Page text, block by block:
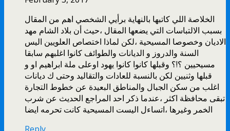
الخلاصة اللي كاتبها بالنهاية برأيي الشخصي اهم من المقال
بسبب الالتباسات التي يضعها المقال ،حيث أن بلاد الشام مهد
الاديان وخصوصا المسيحية ،لكن لماذا اختصاص العلويين اليس
السنة والدروز و الديانات والطوائف كانوا اغلبهم سابقا
مسيحيين ؟!؟ وقبلها كانوا كانوا يهود اوعلى ملة ابراهيم او و
قبلها وثنيين لكن بالنسبة للعادات والتقاليد وحتى ك ديانات
اغلب من سكن الجبال والمناطق البعيدة عن خطوط التجارة
تبقى محافظة اكثر ،عندما ذكر احد المراجع الحديث عن شرب
الخمر وغيرها ،اتساءل اليست المسيحية كانت تحرمه ايضا